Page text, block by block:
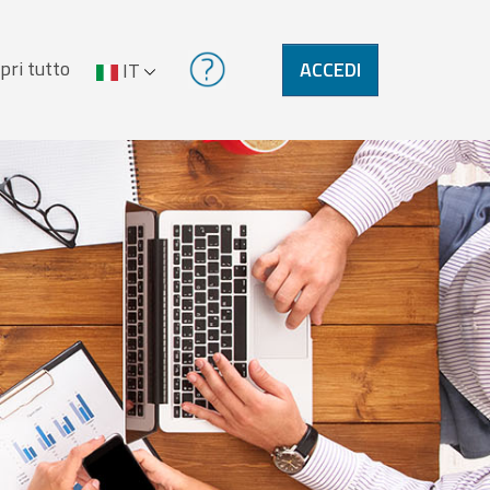
tutto IT ACCEDI